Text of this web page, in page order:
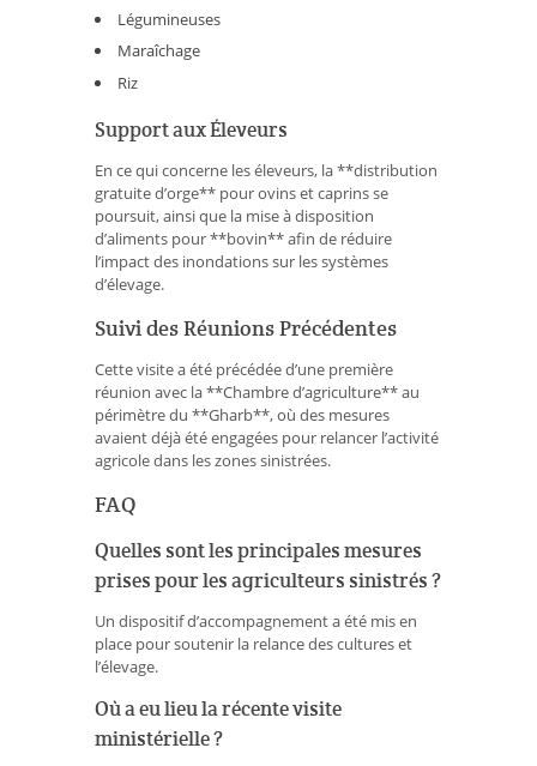
Légumineuses
Maraîchage
Riz
Support aux Éleveurs
En ce qui concerne les éleveurs, la **distribution
gratuite d’orge** pour ovins et caprins se
poursuit, ainsi que la mise à disposition
d’aliments pour **bovin** afin de réduire
l’impact des inondations sur les systèmes
d’élevage.
Suivi des Réunions Précédentes
Cette visite a été précédée d’une première
réunion avec la **Chambre d’agriculture** au
périmètre du **Gharb**, où des mesures
avaient déjà été engagées pour relancer l’activité
agricole dans les zones sinistrées.
FAQ
Quelles sont les principales mesures
prises pour les agriculteurs sinistrés ?
Un dispositif d’accompagnement a été mis en
place pour soutenir la relance des cultures et
l’élevage.
Où a eu lieu la récente visite
ministérielle ?